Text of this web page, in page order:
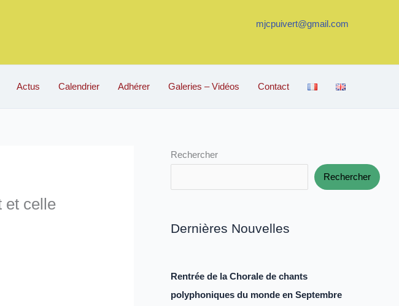
mjcpuivert@gmail.com
Actus Calendrier Adhérer Galeries – Vidéos Contact
et celle
Rechercher
Rechercher
Dernières Nouvelles
Rentrée de la Chorale de chants
polyphoniques du monde en Septembre